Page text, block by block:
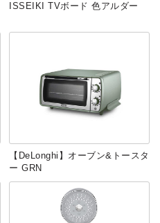
ISSEIKI TVボード 色アルダー
【DeLonghi】オーブン&トースタ
ー GRN